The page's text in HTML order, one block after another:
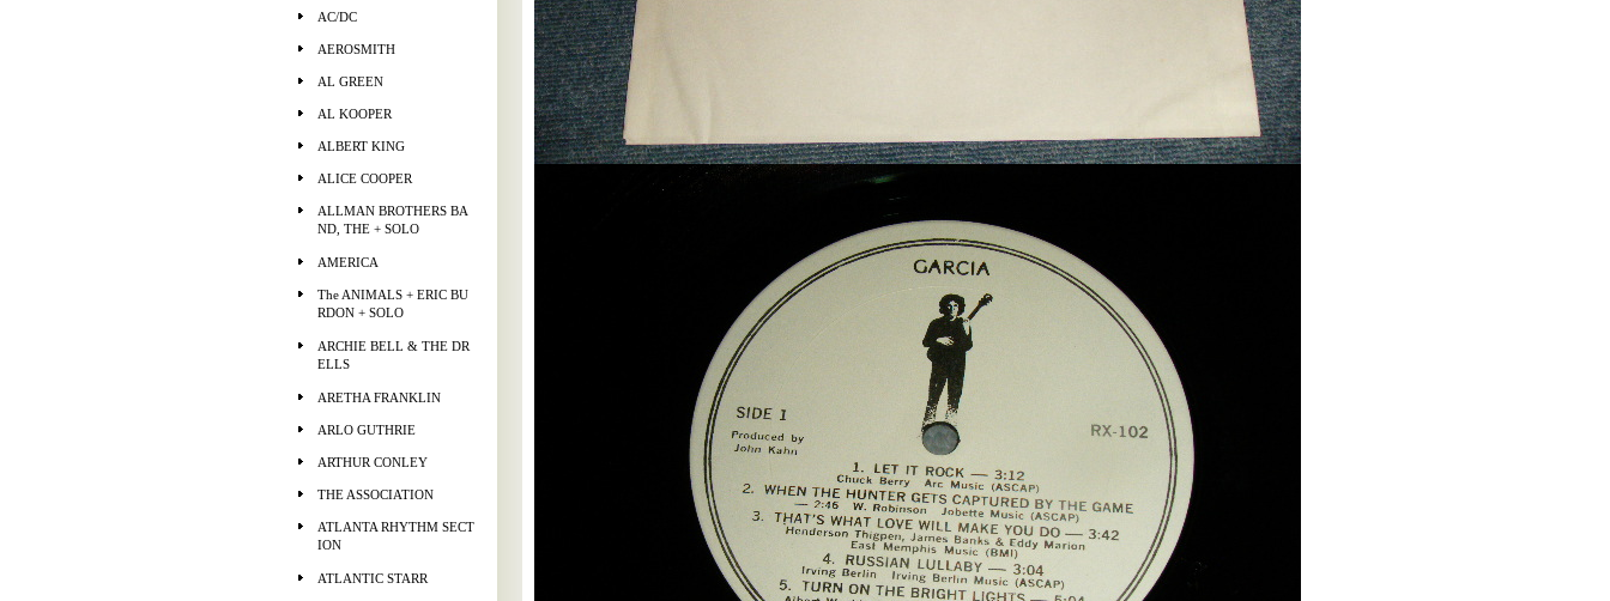
AC/DC
AEROSMITH
AL GREEN
AL KOOPER
ALBERT KING
ALICE COOPER
ALLMAN BROTHERS BA
ND, THE + SOLO
AMERICA
The ANIMALS + ERIC BU
RDON + SOLO
ARCHIE BELL & THE DR
ELLS
ARETHA FRANKLIN
ARLO GUTHRIE
ARTHUR CONLEY
THE ASSOCIATION
ATLANTA RHYTHM SECT
ION
ATLANTIC STARR